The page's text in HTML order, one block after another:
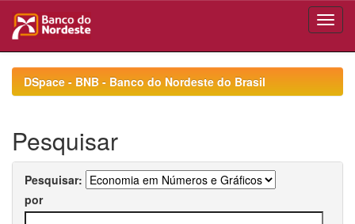
navigationDSpace - BNB - Banco do Nordeste do Brasil
Pesquisar
Pesquisar:
por